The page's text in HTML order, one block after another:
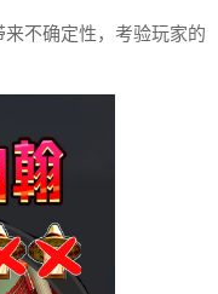
不确定性，考验玩家的